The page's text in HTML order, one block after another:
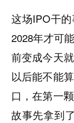
这场IPO干
2028年才可
前变成今天
以后能不能
口，在第一
故事先拿到